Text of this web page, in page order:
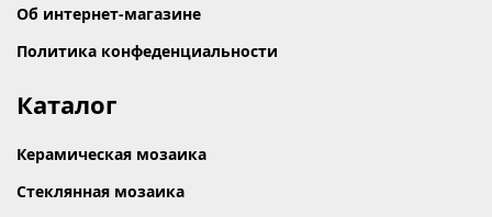
Об интернет-магазине
Политика конфеденциальности
Каталог
Керамическая мозаика
Стеклянная мозаика